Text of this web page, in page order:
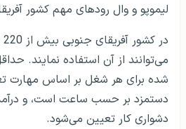
لیموپو و وال رودهای مهم کشور
می‌توانند از آن استفاده نمایند.
شده برای هر شغل بر اساس مهارت
دستمزد بر حسب ساعت است، و
دشواری کار تعیین می‌شود.